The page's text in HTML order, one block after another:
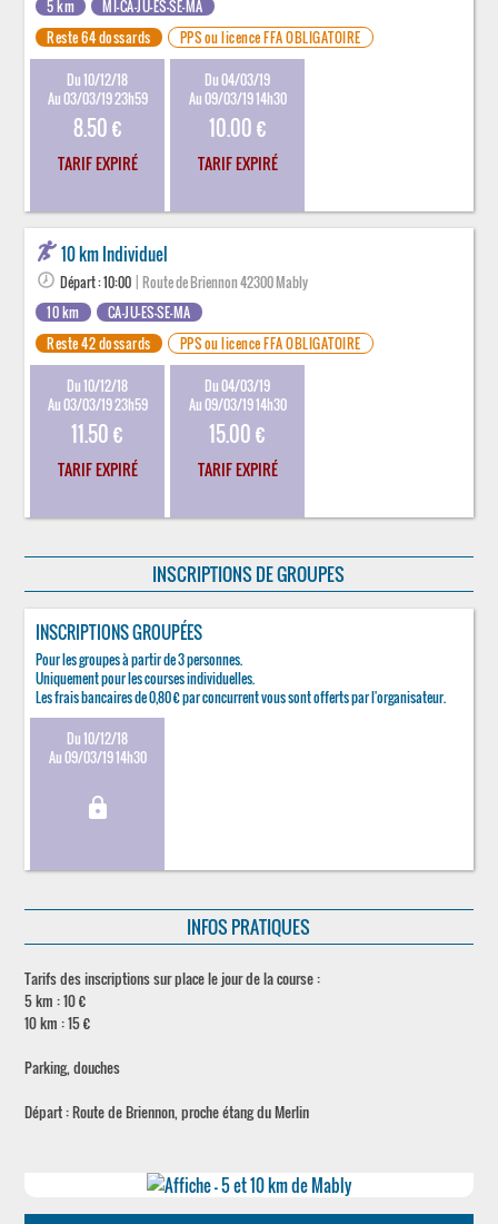
5 km
MI-CA-JU-ES-SE-MA
Reste 64 dossards
PPS ou licence FFA OBLIGATOIRE
Du 10/12/18
Au 03/03/19 23h59
8.50 €
TARIF EXPIRÉ
Du 04/03/19
Au 09/03/19 14h30
10.00 €
TARIF EXPIRÉ
10 km Individuel
Départ : 10:00 | Route de Briennon 42300 Mably
10 km
CA-JU-ES-SE-MA
Reste 42 dossards
PPS ou licence FFA OBLIGATOIRE
Du 10/12/18
Au 03/03/19 23h59
11.50 €
TARIF EXPIRÉ
Du 04/03/19
Au 09/03/19 14h30
15.00 €
TARIF EXPIRÉ
INSCRIPTIONS DE GROUPES
INSCRIPTIONS GROUPÉES
Pour les groupes à partir de 3 personnes.
Uniquement pour les courses individuelles.
Les frais bancaires de 0,80 € par concurrent vous sont offerts par l'organisateur.
Du 10/12/18
Au 09/03/19 14h30
lock
INFOS PRATIQUES
Tarifs des inscriptions sur place le jour de la course :
5 km : 10 €
10 km : 15 €
Parking, douches
Départ : Route de Briennon, proche étang du Merlin